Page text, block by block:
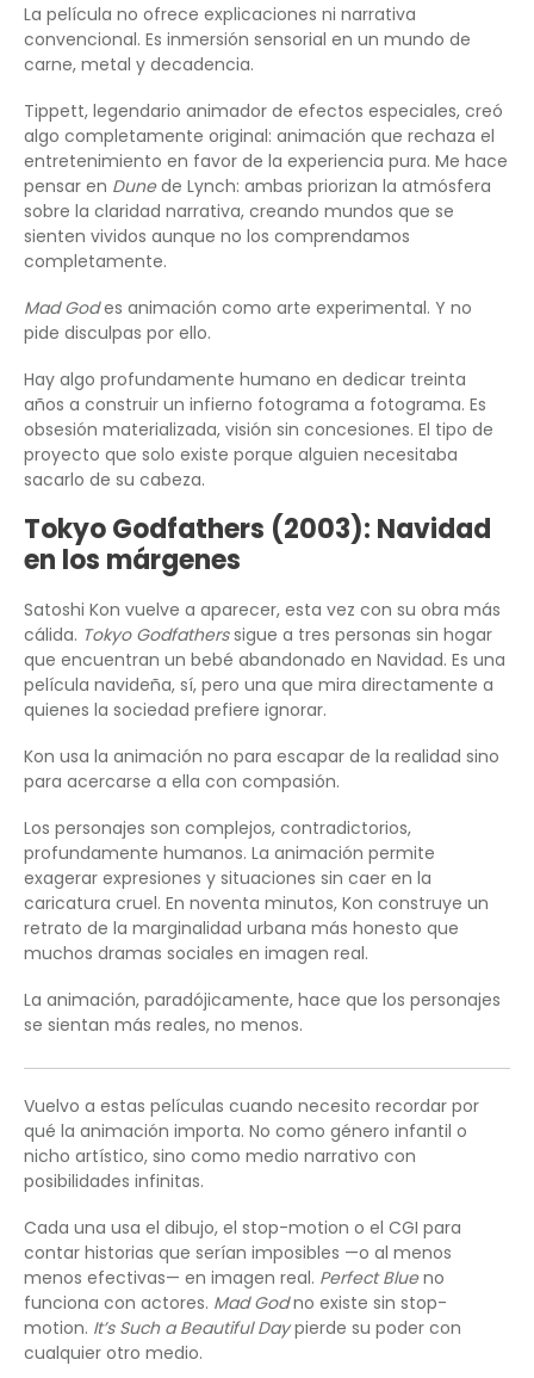
La película no ofrece explicaciones ni narrativa
convencional. Es inmersión sensorial en un mundo de
carne, metal y decadencia.
Tippett, legendario animador de efectos especiales, creó
algo completamente original: animación que rechaza el
entretenimiento en favor de la experiencia pura. Me hace
pensar en Dunede Lynch: ambas priorizan la atmósfera
sobre la claridad narrativa, creando mundos que se
sienten vividos aunque no los comprendamos
completamente.
Mad Godes animación como arte experimental. Y no
pide disculpas por ello.
Hay algo profundamente humano en dedicar treinta
años a construir un infierno fotograma a fotograma. Es
obsesión materializada, visión sin concesiones. El tipo de
proyecto que solo existe porque alguien necesitaba
sacarlo de su cabeza.
Tokyo Godfathers (2003): Navidad
en los márgenes
Satoshi Kon vuelve a aparecer, esta vez con su obra más
cálida. Tokyo Godfatherssigue a tres personas sin hogar
que encuentran un bebé abandonado en Navidad. Es una
película navideña, sí, pero una que mira directamente a
quienes la sociedad prefiere ignorar.
Kon usa la animación no para escapar de la realidad sino
para acercarse a ella con compasión.
Los personajes son complejos, contradictorios,
profundamente humanos. La animación permite
exagerar expresiones y situaciones sin caer en la
caricatura cruel. En noventa minutos, Kon construye un
retrato de la marginalidad urbana más honesto que
muchos dramas sociales en imagen real.
La animación, paradójicamente, hace que los personajes
se sientan más reales, no menos.
Vuelvo a estas películas cuando necesito recordar por
qué la animación importa. No como género infantil o
nicho artístico, sino como medio narrativo con
posibilidades infinitas.
Cada una usa el dibujo, el stop-motion o el CGI para
contar historias que serían imposibles —o al menos
menos efectivas— en imagen real. Perfect Blueno
funciona con actores. Mad Godno existe sin stop-
motion. It’s Such a Beautiful Daypierde su poder con
cualquier otro medio.